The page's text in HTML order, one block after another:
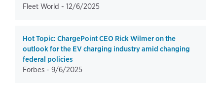
Fleet World - 12/6/2025
Hot Topic: ChargePoint CEO Rick Wilmer on the
outlook for the EV charging industry amid changing
federal policies
Forbes - 9/6/2025